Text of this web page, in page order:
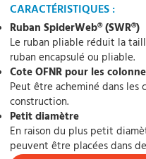
CARACTÉRISTIQUES :
Ruban SpiderWeb® (SWR®)
Le ruban pliable réduit la
ruban encapsulé ou pliable.
Cote OFNR pour les
Peut être acheminé dans les
construction.
Petit diamètre
En raison du plus petit
peuvent être placées dans